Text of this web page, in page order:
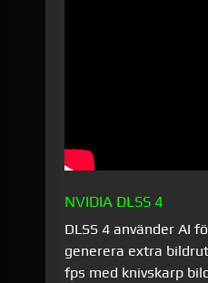
NVIDIA DLSS 4
DLSS 4 använder AI
generera extra
fps med knivskarp